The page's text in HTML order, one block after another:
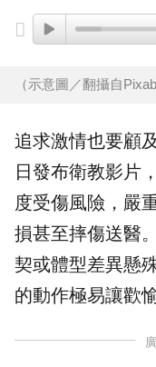
（示意圖／翻攝自
追求激情也要顧
日發布衛教影片
度受傷風險，嚴
損甚至摔傷送醫
契或體型差異懸
的動作極易讓歡